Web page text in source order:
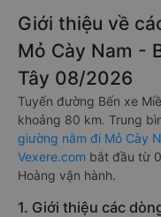
Giới thiệu về
Mỏ Cày Nam -
Tây 08/2026
Tuyến đường Bến xe
khoảng 80 km. Trung
giường nằm đi Mỏ Cày
Vexere.com bắt đầu từ
Hoàng vận hành.
1. Giới thiệu các